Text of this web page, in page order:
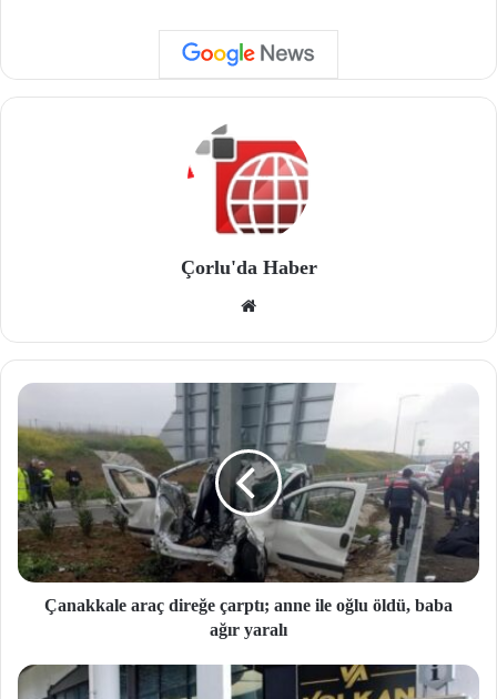
Çorlu'da Haber
site
si
Çanakkale araç direğe çarptı; anne ile oğlu öldü, baba
ağır yaralı